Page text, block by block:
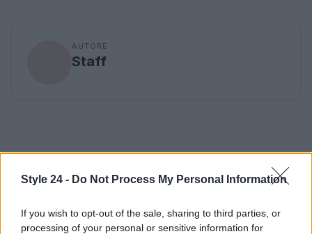
Style 24 - Do Not Process My Personal Information
If you wish to opt-out of the sale, sharing to third parties, or
processing of your personal or sensitive information for
AUTORE
Staff